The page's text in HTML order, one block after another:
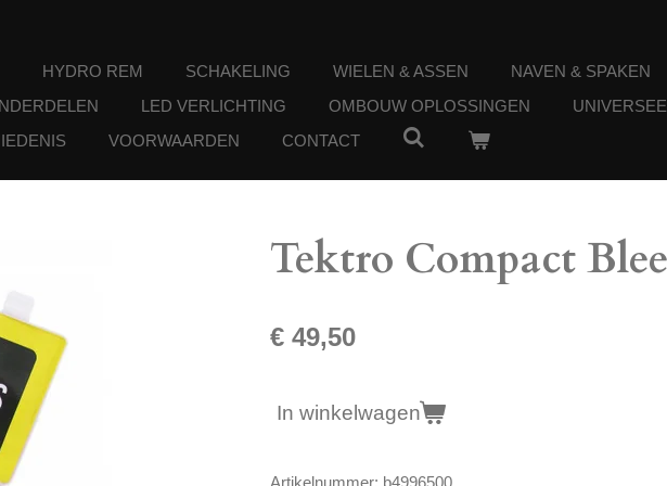
HYDRO REM SCHAKELING WIELEN & ASSEN NAVEN & SPAKEN
LED VERLICHTING OMBOUW OPLOSSINGEN
VOORWAARDEN CONTACT
Tektro Compact
€ 49,50
In winkelwagen